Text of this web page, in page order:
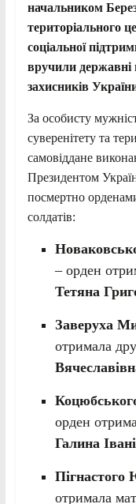
начальником
територіального
соціальної
вручили державні
захисників
За особисту
суверенітету та
самовіддане
Президентом
посмертно
солдатів:
– орден
Тетяна
Заверуха
отримала
орден
Галина
Пігнастого
отримала